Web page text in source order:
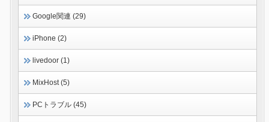
Google関連 (29)
iPhone (2)
livedoor (1)
MixHost (5)
PCトラブル (45)